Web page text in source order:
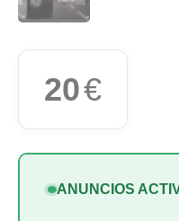
20€
ANUNCIOS